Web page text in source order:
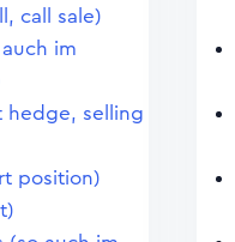
call sale)
im
hedge, selling
position)